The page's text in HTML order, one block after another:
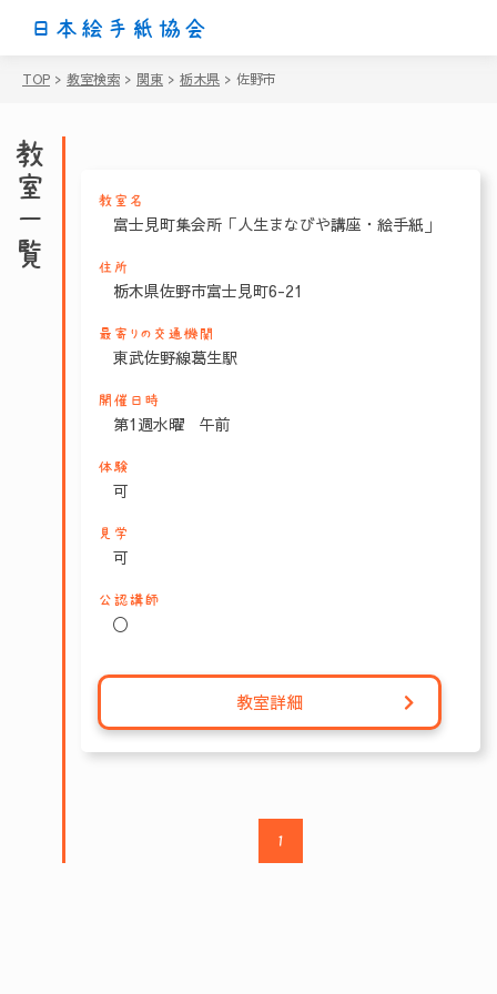
日本絵手紙協会
TOP > 教室検索 > 関東 > 栃木県 > 佐野市
教室一覧 教室名
富士見町集会所「人生まなびや講座・絵手紙」
住所
栃木県佐野市富士見町6-21
最寄りの交通機関
東武佐野線葛生駅
開催日時
第1週水曜 午前
体験
可
見学
可
公認講師
〇
教室詳細
1